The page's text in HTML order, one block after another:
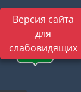
Версия сайта
для
слабовидящих